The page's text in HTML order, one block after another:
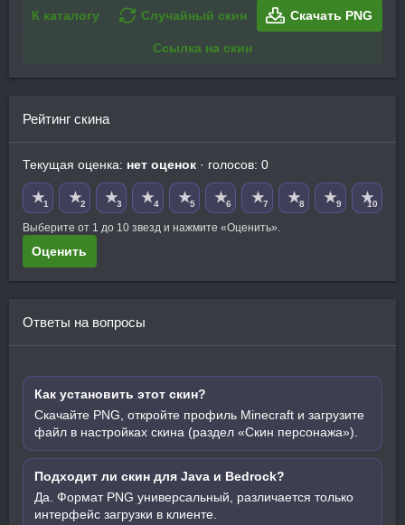
К каталогу Случайный скин Скачать PNG
Ссылка на скин
Рейтинг скина
Текущая оценка: нет оценок · голосов: 0
★1 ★2 ★3 ★4 ★5 ★6 ★7 ★8 ★9 ★10
Выберите от 1 до 10 звезд и нажмите «Оценить».
Оценить
Ответы на вопросы
Как установить этот скин?
Скачайте PNG, откройте профиль Minecraft и загрузите
файл в настройках скина (раздел «Скин персонажа»).
Подходит ли скин для Java и Bedrock?
Да. Формат PNG универсальный, различается только
интерфейс загрузки в клиенте.